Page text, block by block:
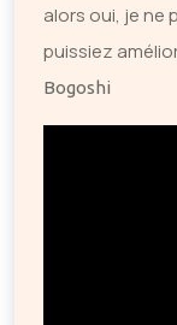
alors oui, je ne
puissiez
Bogoshi